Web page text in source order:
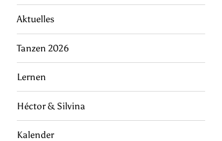
Aktuelles
Tanzen 2026
Lernen
Héctor & Silvina
Kalender